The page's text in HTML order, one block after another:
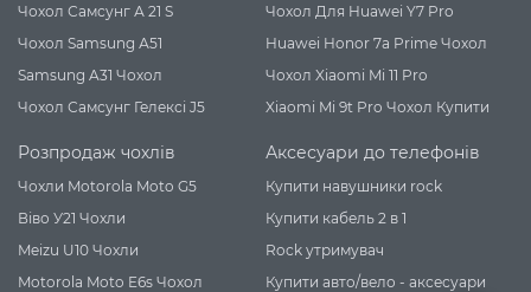
Чохол Самсунг А 21 S
Чохол Samsung А51
Samsung A31 Чохол
Чохол Самсунг Гелексі J5
Чохол Для Huawei Y7 Pro
Huawei Honor 7a Prime Чохол
Чохол Xiaomi Mi 11 Pro
Xiaomi Mi 9t Pro Чохол Купити
Розпродаж чохлів
Чохли Motorola Moto G5
Віво У21 Чохли
Meizu U10 Чохли
Motorola Moto E6s Чохол
Аксесуари до телефонів
Купити навушники rock
Купити кабель 2 в 1
Rock утримувач
Купити авто/вело - аксесуари